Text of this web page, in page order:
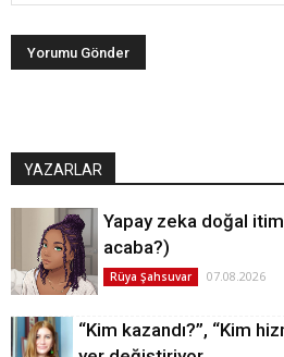
YAZARLAR
Yapay zeka doğal
acaba?)
Rüya Şahsuvar 07.08.2026
“Kim kazandı?”, “Kim